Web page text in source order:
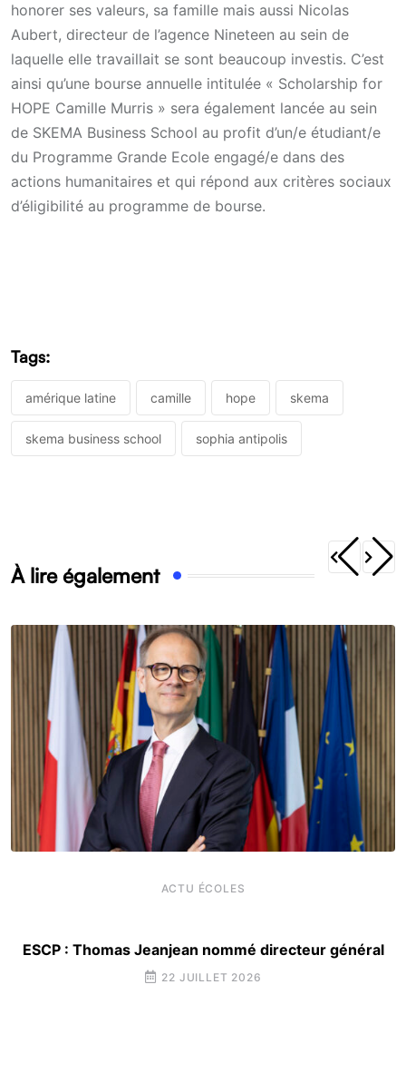
honorer ses valeurs, sa famille mais aussi Nicolas
Aubert, directeur de l’agence Nineteen au sein de
laquelle elle travaillait se sont beaucoup investis. C’est
ainsi qu’une bourse annuelle intitulée « Scholarship for
HOPE Camille Murris » sera également lancée au sein
de SKEMA Business School au profit d’un/e étudiant/e
du Programme Grande Ecole engagé/e dans des
actions humanitaires et qui répond aux critères sociaux
d’éligibilité au programme de bourse.
Tags:
amérique latine camille hope skema
skema business school sophia antipolis
À lire également
ACTU ÉCOLES
ESCP : Thomas Jeanjean nommé directeur général
22 JUILLET 2026